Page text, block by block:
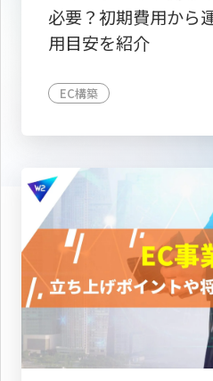
必要？初期費用から
用目安を紹介
EC構築